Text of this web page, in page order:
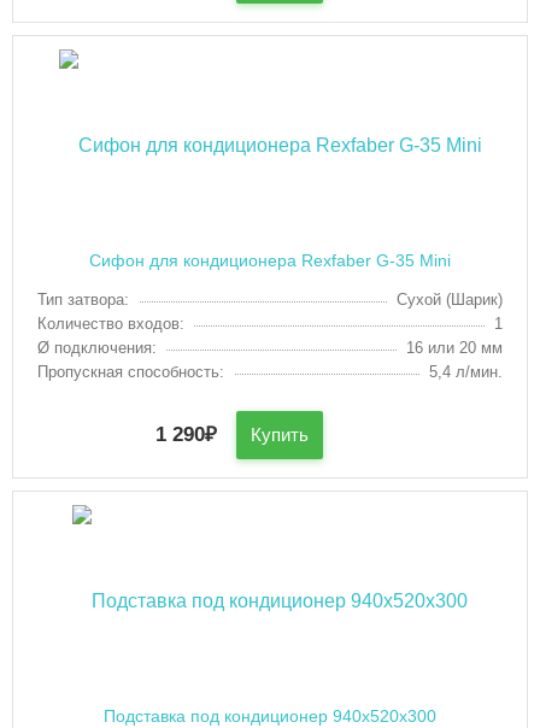
Сифон для кондиционера Rexfaber G-35 Mini
Тип затвора:
Сухой (Шарик)
Количество входов:
1
Ø подключения:
16 или 20 мм
Пропускная способность:
5,4 л/мин.
1 290₽ Купить
Подставка под кондиционер 940x520x300